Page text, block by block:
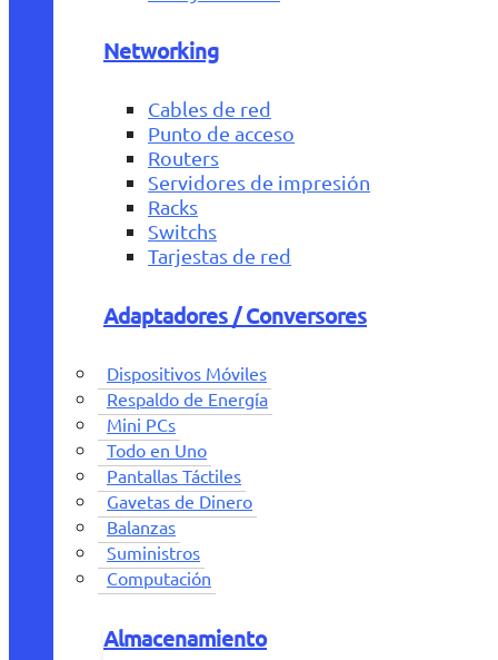
Networking
Cables de red
Punto de acceso
Routers
Servidores de impresión
Racks
Switchs
Tarjestas de red
Adaptadores / Conversores
Dispositivos Móviles
Respaldo de Energía
Mini PCs
Todo en Uno
Pantallas Táctiles
Gavetas de Dinero
Balanzas
Suministros
Computación
Almacenamiento